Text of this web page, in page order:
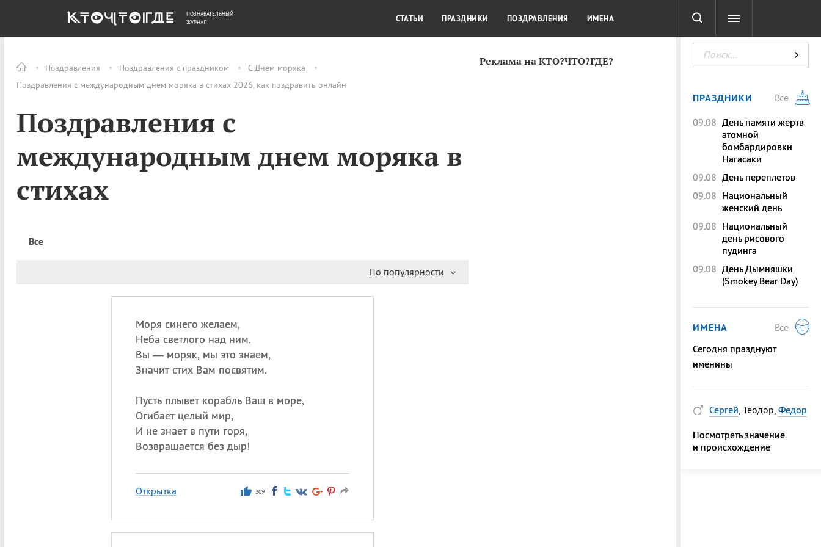
Поздравления Поздравления с праздником
С Днем моряка
Поздравления с международным днем моряка в стихах 2026, как поздравить онлайн
Поздравления с
международным днем моряка в
стихах
Все
По популярности
Моря синего желаем,
Неба светлого над ним.
Вы — моряк, мы это знаем,
Значит стих Вам посвятим.
Пусть плывет корабль Ваш в море,
Огибает целый мир,
И не знает в пути горя,
Возвращается без дыр!
Открытка 309
Реклама на КТО?ЧТО?ГДЕ?
ОБЩЕСТВО ДЕНЬГИ КУЛЬТУРА КРАСОТА ТЕСТЫ
ПОЗНАВАТЕЛЬНЫЙ
ЖУРНАЛ
СТАТЬИ ПРАЗДНИКИ ПОЗДРАВЛЕНИЯ ИМЕНА
ПРАЗДНИКИ
Все
09.08 День памяти жертв
атомной
бомбардировки
Нагасаки
09.08 День переплетов
09.08 Национальный
женский день
09.08 Национальный
день рисового
пудинга
09.08 День Дымняшки
(Smokey Bear Day)
ИМЕНА
Все
Сегодня празднуют
именины
Сергей, Теодор, Федор
Посмотреть значение
и происхождение